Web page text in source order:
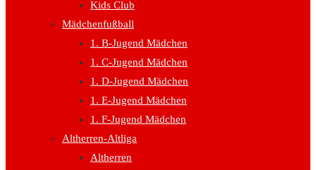
Kids Club
Mädchenfußball
1. B-Jugend Mädchen
1. C-Jugend Mädchen
1. D-Jugend Mädchen
1. E-Jugend Mädchen
1. F-Jugend Mädchen
Altherren-Altliga
Altherren